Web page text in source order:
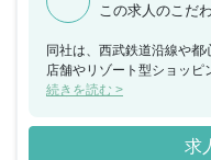
この求人のこだ
同社は、西武鉄道沿線や都
店舗やリゾート型ショッピ
営、オフィスや住宅の賃貸
に密着したさまざまなフィ
す。今回、西武グループ
続きを読む >
求